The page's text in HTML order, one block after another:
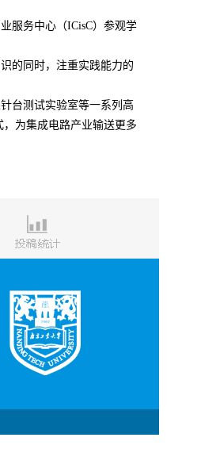
服务中心（ICisC）参观学
的同时，注重实践能力的
台测试实验室等一系列高
为集成电路产业输送更多